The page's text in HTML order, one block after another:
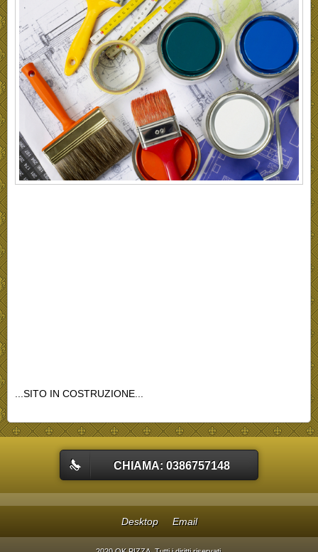
...SITO IN COSTRUZIONE...
CHIAMA: 0386757148
Desktop Email